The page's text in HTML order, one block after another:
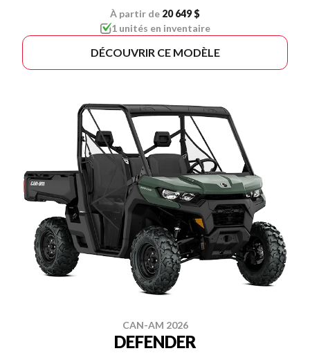
À partir de 20 649 $
1 unités en inventaire
DÉCOUVRIR CE MODÈLE
CAN-AM 2026
DEFENDER